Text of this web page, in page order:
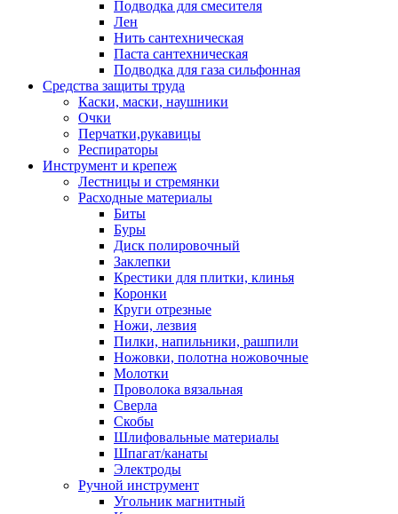
Подводка для смесителя
Лен
Нить сантехническая
Паста сантехническая
Подводка для газа сильфонная
Средства защиты труда
Каски, маски, наушники
Очки
Перчатки,рукавицы
Респираторы
Инструмент и крепеж
Лестницы и стремянки
Расходные материалы
Биты
Буры
Диск полировочный
Заклепки
Крестики для плитки, клинья
Коронки
Круги отрезные
Ножи, лезвия
Пилки, напильники, рашпили
Ножовки, полотна ножовочные
Молотки
Проволока вязальная
Сверла
Скобы
Шлифовальные материалы
Шпагат/канаты
Электроды
Ручной инструмент
Угольник магнитный